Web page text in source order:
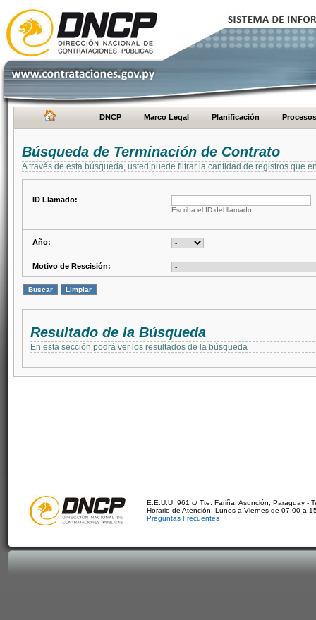
DNCP Marco Legal Planificación Procesos
Búsqueda de Terminación de Contrato
A través de esta búsqueda, usted puede filtrar la cantidad de registros que
ID Llamado:
Escriba el ID del llamado
Año:
Motivo de Rescisión:
Resultado de la Búsqueda
En esta sección podrá ver los resultados de la búsqueda
E.E.U.U. 961 c/ Tte. Fariña. Asunción, Paraguay -
Horario de Atención: Lunes a Viernes de 07:00 a
Preguntas Frecuentes